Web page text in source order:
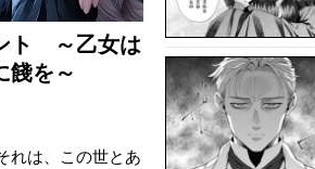
ト ～乙女は
餞を～
れは、この世とあ